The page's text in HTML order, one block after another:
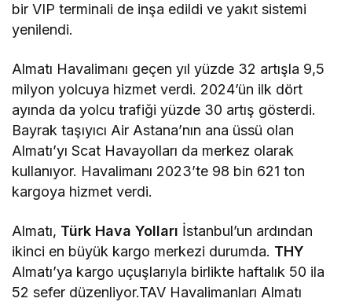
bir VIP terminali de inşa edildi ve yakıt sistemi
yenilendi.
Almatı Havalimanı geçen yıl yüzde 32 artışla 9,5
milyon yolcuya hizmet verdi. 2024’ün ilk dört
ayında da yolcu trafiği yüzde 30 artış gösterdi.
Bayrak taşıyıcı Air Astana’nın ana üssü olan
Almatı’yı Scat Havayolları da merkez olarak
kullanıyor. Havalimanı 2023’te 98 bin 621 ton
kargoya hizmet verdi.
Almatı, Türk Hava Yolları İstanbul’un ardından
ikinci en büyük kargo merkezi durumda. THY
Almatı’ya kargo uçuşlarıyla birlikte haftalık 50 ila
52 sefer düzenliyor.TAV Havalimanları Almatı